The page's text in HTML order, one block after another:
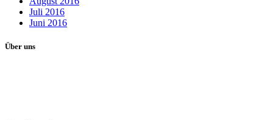
Juli 2016
Juni 2016
Über uns